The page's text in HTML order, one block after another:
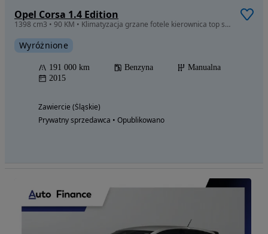
Opel Corsa 1.4 Edition
1398 cm3 • 90 KM • Klimatyzacja grzane fotele kierownica top stan
Wyróżnione
191 000 km Benzyna
Manualna
2015
Zawiercie (Śląskie)
Prywatny sprzedawca • Opublikowano